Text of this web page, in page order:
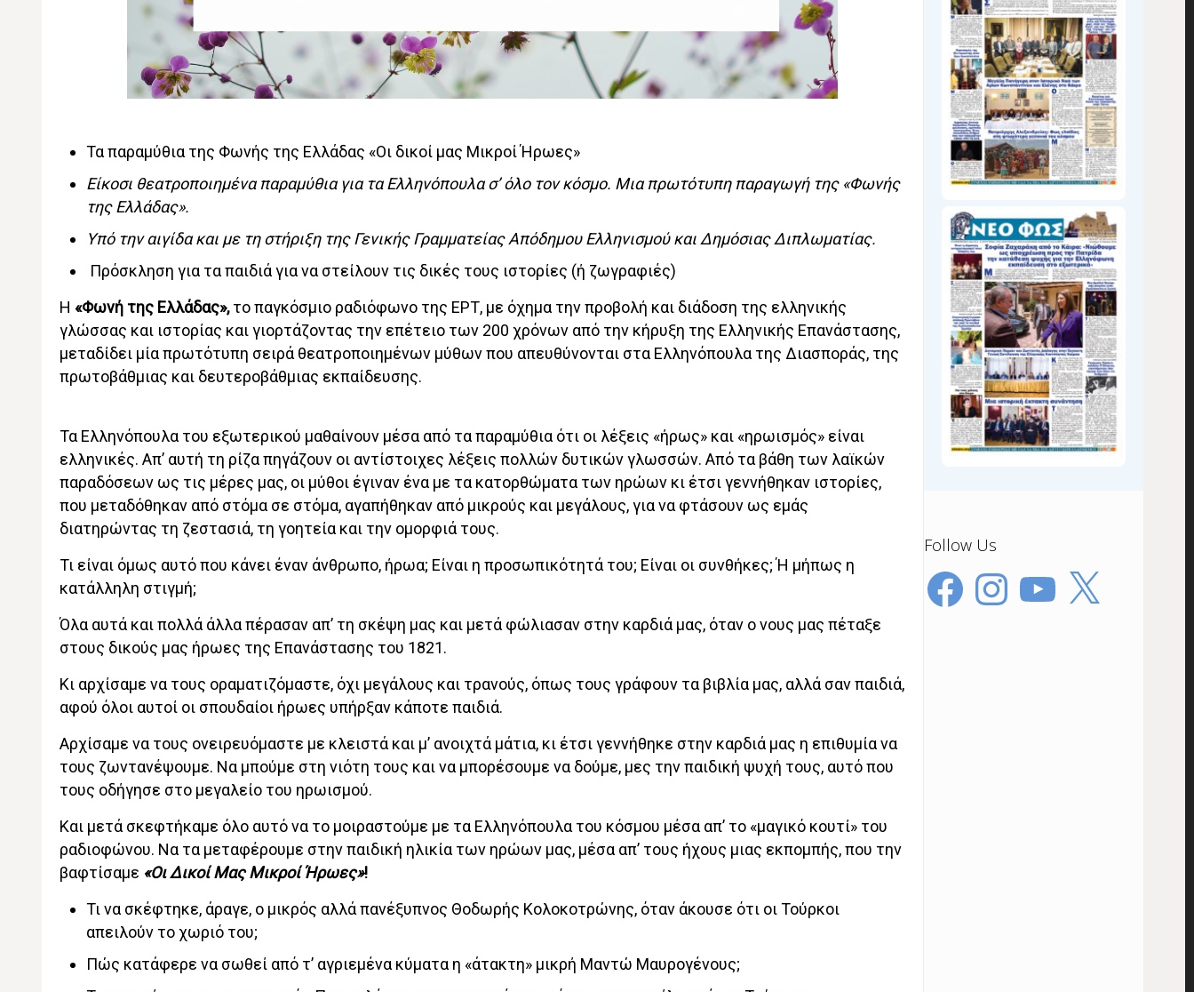
Τα παραμύθια της Φωνής της Ελλάδας «Οι δικοί μας Μικροί Ήρωες»
Είκοσι θεατροποιημένα παραμύθια για τα Ελληνόπουλα σ’ όλο τον κόσμο. Μια πρωτότυπη παραγωγή της «Φωνής
της Ελλάδας».
Υπό την αιγίδα και με τη στήριξη της Γενικής Γραμματείας Απόδημου Ελληνισμού και Δημόσιας Διπλωματίας.
Πρόσκληση για τα παιδιά για να στείλουν τις δικές τους ιστορίες (ή ζωγραφιές)
Η «Φωνή της Ελλάδας»,το παγκόσμιο ραδιόφωνο της ΕΡΤ, με όχημα την προβολή και διάδοση της ελληνικής
γλώσσας και ιστορίας και γιορτάζοντας την επέτειο των 200 χρόνων από την κήρυξη της Ελληνικής Επανάστασης,
μεταδίδει μία πρωτότυπη σειρά θεατροποιημένων μύθων που απευθύνονται στα Ελληνόπουλα της Διασποράς, της
πρωτοβάθμιας και δευτεροβάθμιας εκπαίδευσης.
Τα Ελληνόπουλα του εξωτερικού μαθαίνουν μέσα από τα παραμύθια ότι οι λέξεις «ήρως» και «ηρωισμός» είναι
ελληνικές. Απ’ αυτή τη ρίζα πηγάζουν οι αντίστοιχες λέξεις πολλών δυτικών γλωσσών. Από τα βάθη των λαϊκών
παραδόσεων ως τις μέρες μας, οι μύθοι έγιναν ένα με τα κατορθώματα των ηρώων κι έτσι γεννήθηκαν ιστορίες,
που μεταδόθηκαν από στόμα σε στόμα, αγαπήθηκαν από μικρούς και μεγάλους, για να φτάσουν ως εμάς
διατηρώντας τη ζεστασιά, τη γοητεία και την ομορφιά τους.
Τι είναι όμως αυτό που κάνει έναν άνθρωπο, ήρωα; Είναι η προσωπικότητά του; Είναι οι συνθήκες; Ή μήπως η
κατάλληλη στιγμή;
Όλα αυτά και πολλά άλλα πέρασαν απ’ τη σκέψη μας και μετά φώλιασαν στην καρδιά μας, όταν ο νους μας πέταξε
στους δικούς μας ήρωες της Επανάστασης του 1821.
Κι αρχίσαμε να τους οραματιζόμαστε, όχι μεγάλους και τρανούς, όπως τους γράφουν τα βιβλία μας, αλλά σαν παιδιά,
αφού όλοι αυτοί οι σπουδαίοι ήρωες υπήρξαν κάποτε παιδιά.
Αρχίσαμε να τους ονειρευόμαστε με κλειστά και μ’ ανοιχτά μάτια, κι έτσι γεννήθηκε στην καρδιά μας η επιθυμία να
τους ζωντανέψουμε. Να μπούμε στη νιότη τους και να μπορέσουμε να δούμε, μες την παιδική ψυχή τους, αυτό που
τους οδήγησε στο μεγαλείο του ηρωισμού.
Και μετά σκεφτήκαμε όλο αυτό να το μοιραστούμε με τα Ελληνόπουλα του κόσμου μέσα απ’ το «μαγικό κουτί» του
ραδιοφώνου. Να τα μεταφέρουμε στην παιδική ηλικία των ηρώων μας, μέσα απ’ τους ήχους μιας εκπομπής, που την
βαφτίσαμε «Οι Δικοί Μας Μικροί Ήρωες»!
Τι να σκέφτηκε, άραγε, ο μικρός αλλά πανέξυπνος Θοδωρής Κολοκοτρώνης, όταν άκουσε ότι οι Τούρκοι
απειλούν το χωριό του;
Πώς κατάφερε να σωθεί από τ’ αγριεμένα κύματα η «άτακτη» μικρή Μαντώ Μαυρογένους;
Follow Us
FacebookInstagramYouTube
X